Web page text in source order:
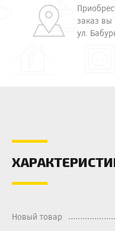
заказ вы
ул.
Новый товар